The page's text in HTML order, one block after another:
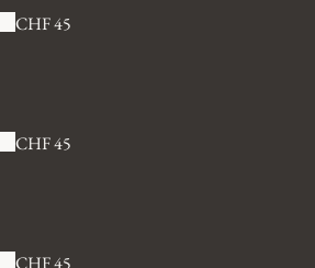
CHF 45
CHF 45
CHF 45